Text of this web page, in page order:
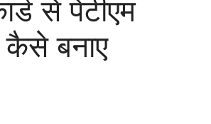
से पेटीएम
बनाए